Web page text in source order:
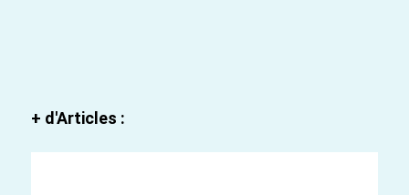
+ d'Articles :